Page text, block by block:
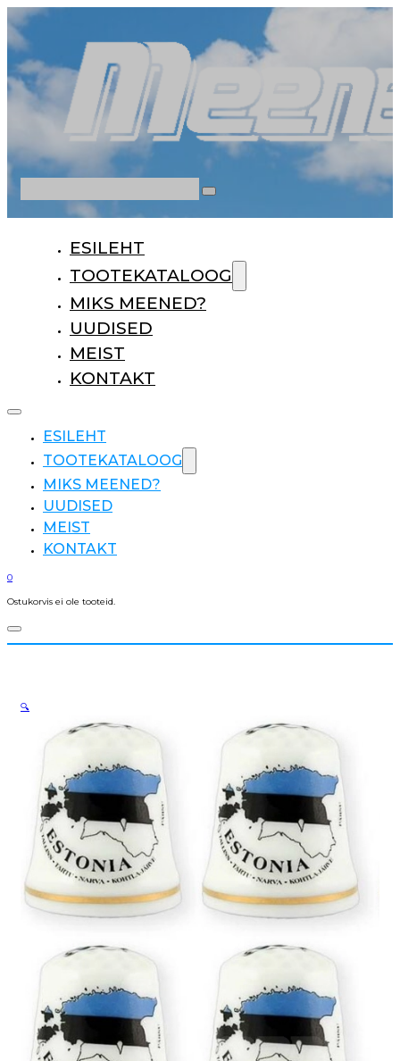
ESILEHT
TOOTEKATALOOG
MIKS MEENED?
UUDISED
MEIST
KONTAKT
ESILEHT
TOOTEKATALOOG
MIKS MEENED?
UUDISED
MEIST
KONTAKT
0
Ostukorvis ei ole tooteid.
🔍